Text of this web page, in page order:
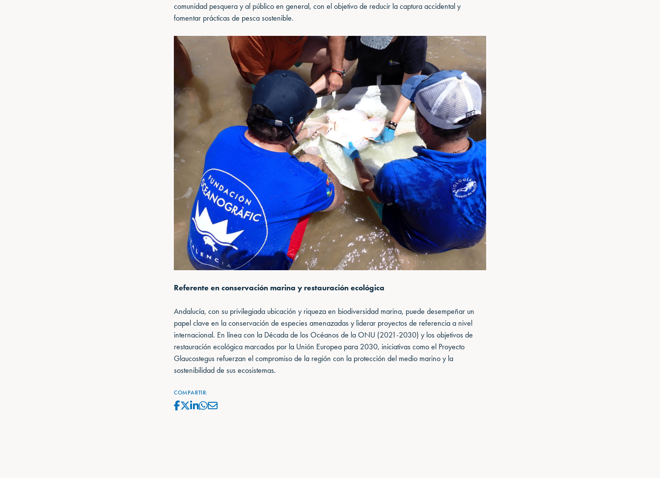
comunidad pesquera y al público en general, con el objetivo de reducir la captura accidental y
fomentar prácticas de pesca sostenible.
Referente en conservación marina y restauración ecológica
Andalucía, con su privilegiada ubicación y riqueza en biodiversidad marina, puede desempeñar un
papel clave en la conservación de especies amenazadas y liderar proyectos de referencia a nivel
internacional. En línea con la Década de los Océanos de la ONU (2021-2030) y los objetivos de
restauración ecológica marcados por la Unión Europea para 2030, iniciativas como el Proyecto
Glaucostegus refuerzan el compromiso de la región con la protección del medio marino y la
sostenibilidad de sus ecosistemas.
COMPARTIR: